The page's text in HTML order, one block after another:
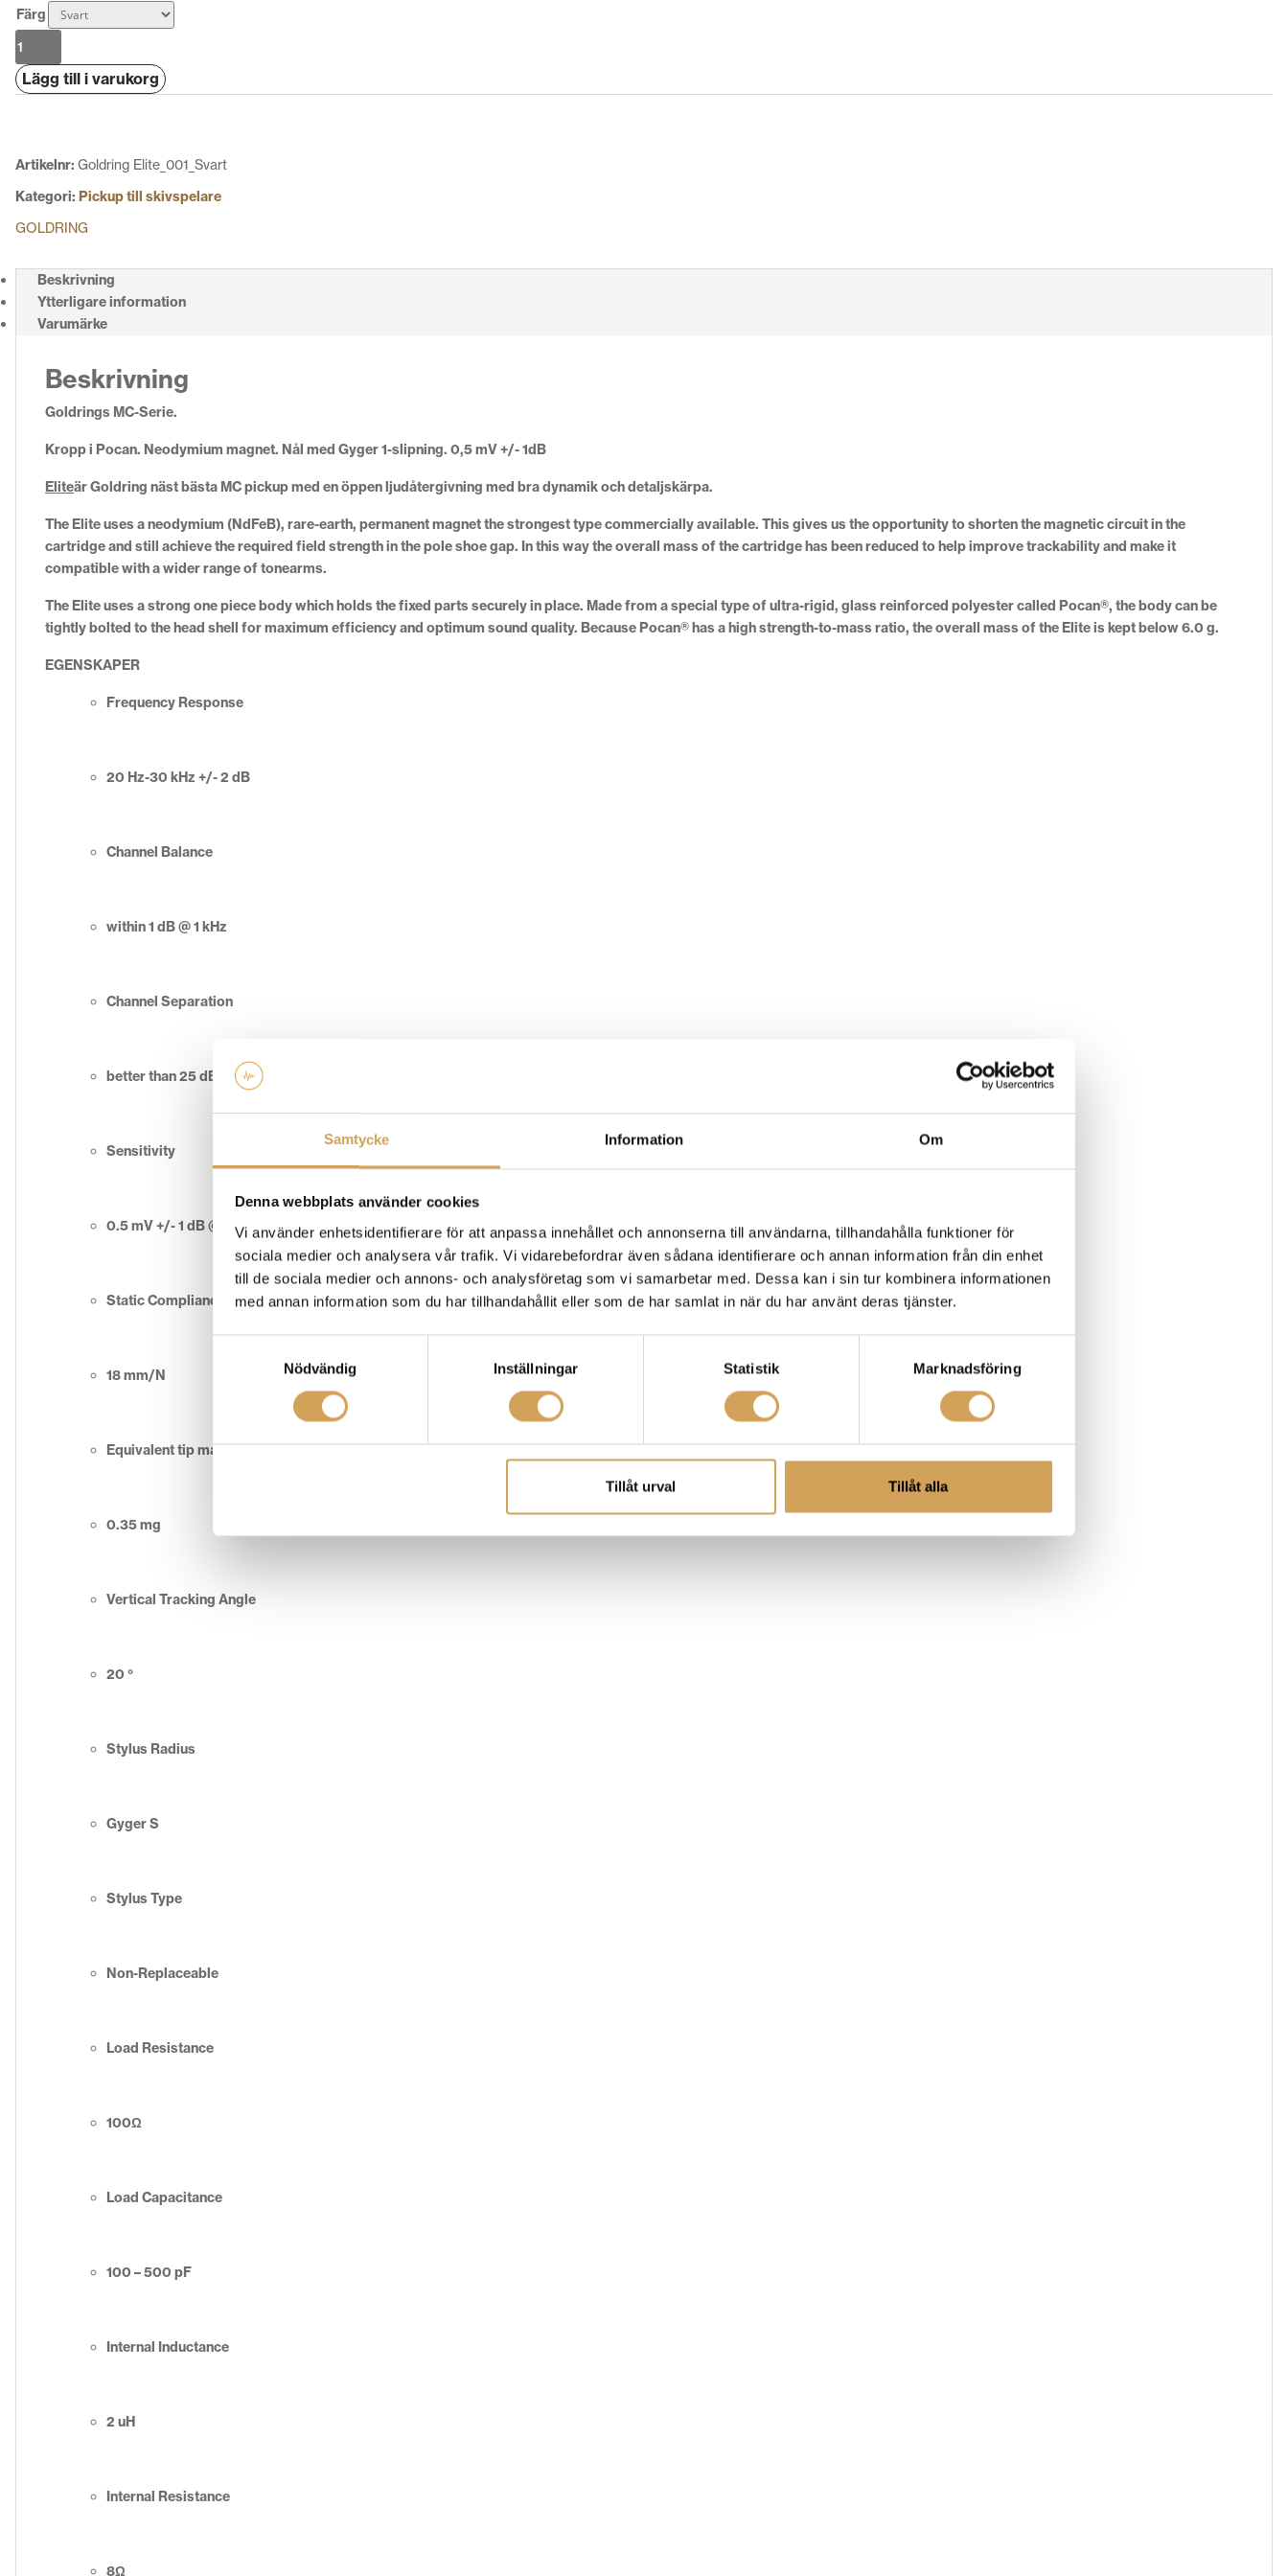
Samtycke Information Om
Denna webbplats använder cookies
Vi använder enhetsidentifierare för att anpassa innehållet och annonserna till användarna, tillhandahålla funktioner för
sociala medier och analysera vår trafik. Vi vidarebefordrar även sådana identifierare och annan information från din enhet
till de sociala medier och annons- och analysföretag som vi samarbetar med. Dessa kan i sin tur kombinera informationen
med annan information som du har tillhandahållit eller som de har samlat in när du har använt deras tjänster.
Nödvändig
Inställningar Statistik Marknadsföring
Tillåt urval Tillåt alla
Färg
Goldring
Elite
MC-
Lägg till i varukorg
Artikelnr: Goldring Elite_001_Svart
Kategori: Pickup till skivspelare
GOLDRING
Beskrivning
Ytterligare information
Varumärke
Beskrivning
Goldrings MC-Serie.
Kropp i Pocan. Neodymium magnet. Nål med Gyger 1-slipning. 0,5 mV +/- 1dB
Eliteär Goldring näst bästa MC pickup med en öppen ljudåtergivning med bra dynamik och detaljskärpa.
The Elite uses a neodymium (NdFeB), rare-earth, permanent magnet the strongest type commercially available. This gives us the opportunity to shorten the magnetic circuit in the
cartridge and still achieve the required field strength in the pole shoe gap. In this way the overall mass of the cartridge has been reduced to help improve trackability and make it
compatible with a wider range of tonearms.
The Elite uses a strong one piece body which holds the fixed parts securely in place. Made from a special type of ultra-rigid, glass reinforced polyester called Pocan®, the body can be
tightly bolted to the head shell for maximum efficiency and optimum sound quality. Because Pocan® has a high strength-to-mass ratio, the overall mass of the Elite is kept below 6.0 g.
EGENSKAPER
Frequency Response
20 Hz-30 kHz +/- 2 dB
Channel Balance
within 1 dB @ 1 kHz
Channel Separation
better than 25 dB @ 1 kHz
Sensitivity
0.5 mV +/- 1 dB @ 1 kHz
Static Compliance
18 mm/N
Equivalent tip mass
0.35 mg
Vertical Tracking Angle
20 °
Stylus Radius
Gyger S
Stylus Type
Non-Replaceable
Load Resistance
100Ω
Load Capacitance
100 – 500 pF
Internal Inductance
2 uH
Internal Resistance
8Ω